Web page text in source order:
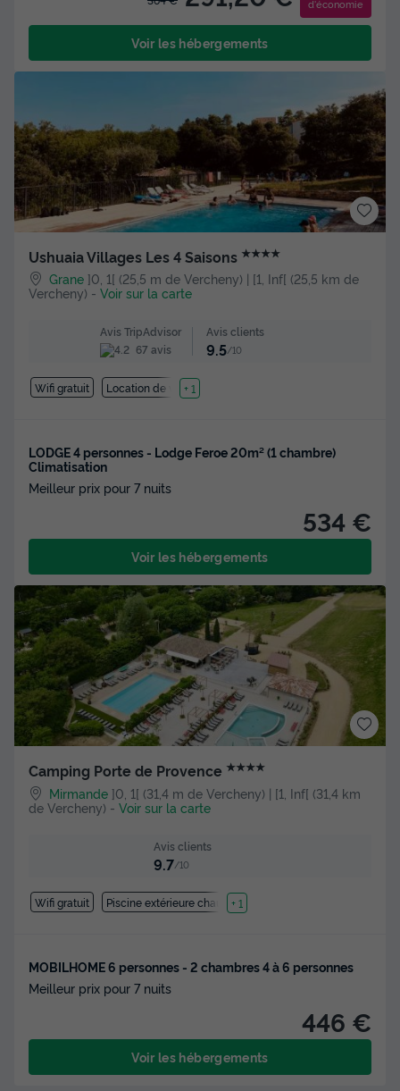
d'économie
Voir les hébergements
Ushuaia Villages Les 4 Saisons ★★★★
Grane ]0, 1[ (25,5 m de Vercheny) | [1, Inf[ (25,5 km de
Vercheny) - Voir sur la carte
Avis TripAdvisor
67 avis
Avis clients
9.5/10
Wifi gratuit Location de vélos
+ 1
LODGE 4 personnes - Lodge Feroe 20m² (1 chambre)
Climatisation
Meilleur prix pour 7 nuits
534 €
Voir les hébergements
Camping Porte de Provence ★★★★
Mirmande ]0, 1[ (31,4 m de Vercheny) | [1, Inf[ (31,4 km
de Vercheny) - Voir sur la carte
Avis clients
9.7/10
Wifi gratuit Piscine extérieure chauffée
+ 1
MOBILHOME 6 personnes - 2 chambres 4 à 6 personnes
Meilleur prix pour 7 nuits
446 €
Voir les hébergements